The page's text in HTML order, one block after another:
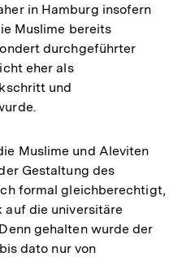
Fußnote
in Hamburg insofern
Muslime bereits
durchgeführter
eher als
und
Muslime und Aleviten
Gestaltung des
formal gleichberechtigt,
auf die universitäre
gehalten wurde der
dato nur von